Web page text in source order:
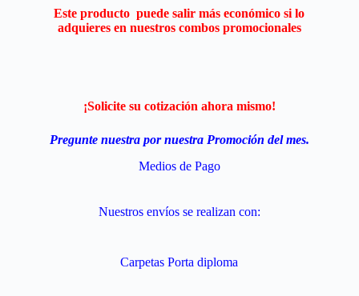
Este producto puede salir más económico si lo
adquieres en nuestros combos promocionales
¡Solicite su cotización ahora mismo!
Pregunte nuestra por nuestra Promoción del mes.
Medios de Pago
Nuestros envíos se realizan con:
Carpetas Porta diploma